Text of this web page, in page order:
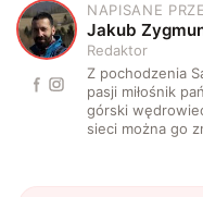
J
NAPISANE
Jakub
Redaktor
Z pochodzenia
pasji miłośnik
górski
sieci można go